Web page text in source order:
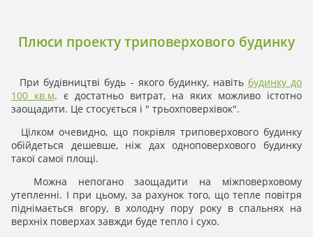
Плюси проекту триповерхового будинку
При будівництві будь - якого будинку, навіть будинку до
100 кв.м. є достатньо витрат, на яких можливо істотно
заощадити. Це стосується і " трьохповерхівок".
Цілком очевидно, що покрівля триповерхового будинку
обійдеться дешевше, ніж дах одноповерхового будинку
такої самої площі.
Можна непогано заощадити на міжповерховому
утепленні. І при цьому, за рахунок того, що тепле повітря
піднімається вгору, в холодну пору року в спальнях на
верхніх поверхах завжди буде тепло і сухо.